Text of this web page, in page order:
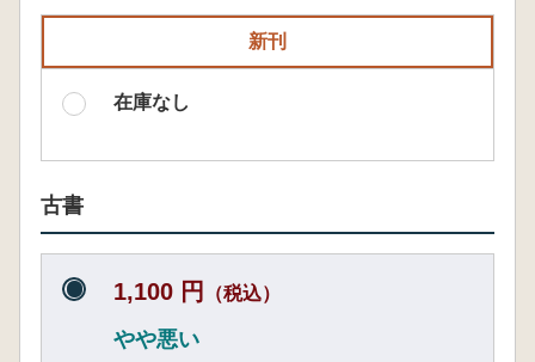
新刊
在庫なし
古書
1,100 円 （税込）
やや悪い